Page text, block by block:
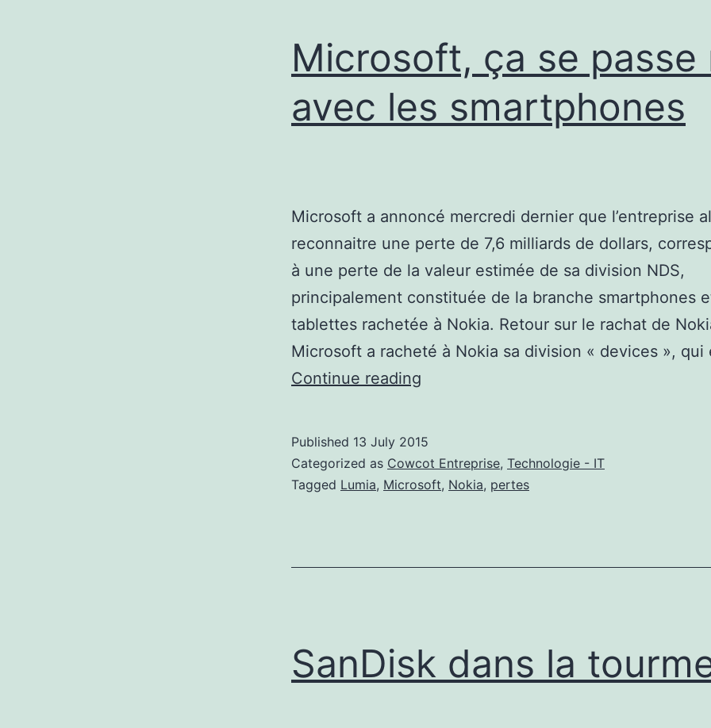
Microsoft, ça se passe
avec les smartphones
Microsoft a annoncé mercredi dernier que l’entreprise
reconnaitre une perte de 7,6 milliards de dollars,
à une perte de la valeur estimée de sa division NDS,
principalement constituée de la branche smartphones
tablettes rachetée à Nokia. Retour sur le rachat de
Microsoft a racheté à Nokia sa division « devices »,
Continue reading
passe
mal
smartphones
Published 13 July 2015
Categorized as Cowcot Entreprise, Technologie - IT
Tagged Lumia, Microsoft, Nokia, pertes
SanDisk dans la